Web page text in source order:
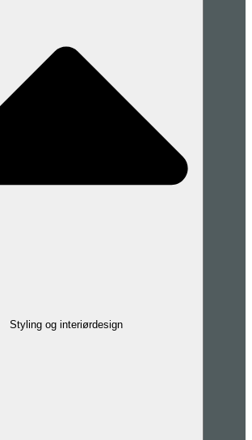
Styling og interiørdesign